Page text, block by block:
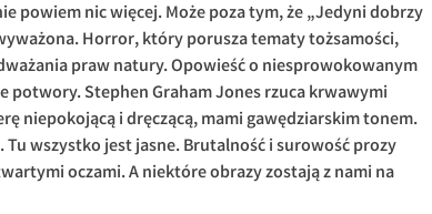
powiem nic więcej. Może poza tym, że „Jedyni dobrzy
Horror, który porusza tematy tożsamości,
praw natury. Opowieść o niesprowokowanym
Stephen Graham Jones rzuca krwawymi
niepokojącą i dręczącą, mami gawędziarskim tonem.
Tu wszystko jest jasne. Brutalność i surowość prozy
oczami. A niektóre obrazy zostają z nami na